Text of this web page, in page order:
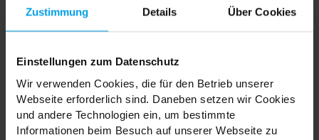
Zustimmung Details Über Cookies
Einstellungen zum Datenschutz
Wir verwenden Cookies, die für den Betrieb unserer
Webseite erforderlich sind. Daneben setzen wir Cookies
und andere Technologien ein, um bestimmte
Informationen beim Besuch auf unserer Webseite zu
TRENDHOPPER STORES
Wie wäre es mit einer großen Portion Inspiration und Kreativität?